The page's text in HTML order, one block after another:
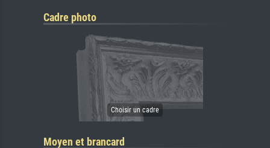
Cadre photo
Moyen et brancard